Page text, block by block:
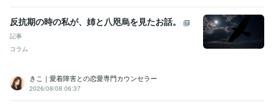
反抗期の時の私が、姉と八咫烏を見たお話。
記事
コラム
きこ｜愛着障害との恋愛専門カウンセラー
2026/08/08 06:37